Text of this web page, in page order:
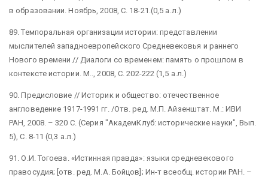
в образовании. Ноябрь, 2008, С. 18-21.(0,5 а.л.)
89. Темпоральная организации истории: представлении
мыслителей западноевропейского Средневековья и раннего
Нового времени // Диалоги со временем: память о прошлом в
контексте истории. М.., 2008, С. 202-222 (1,5 а.л.)
90. Предисловие // Историк и общество: отечественное
англоведение 1917-1991 гг. /Отв. ред. М.П. Айзенштат. М.: ИВИ
РАН, 2008. – 320 С. (Серия "АкадемКлуб: исторические науки", Вып.
5), С. 8-11 (0,3 а.л.)
91. О.И. Тогоева. «Истинная правда»: языки средневекового
правосудия; [отв. ред. М.А. Бойцов]; Ин-т всеобщ. истории РАН. –